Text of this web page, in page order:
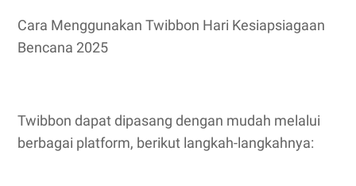
Cara Menggunakan Twibbon Hari Kesiapsiagaan
Bencana 2025
Twibbon dapat dipasang dengan mudah melalui
berbagai platform, berikut langkah-langkahnya: